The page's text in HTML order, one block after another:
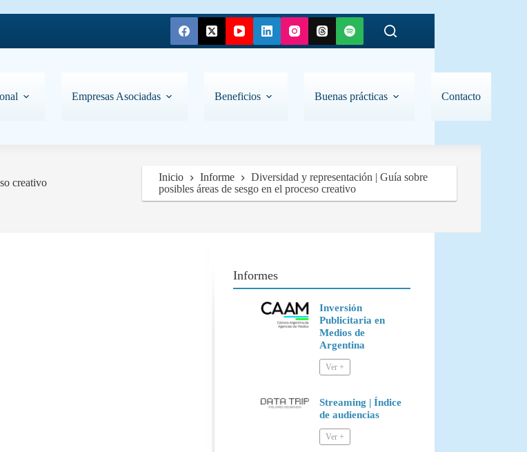
Empresas Asociadas Beneficios Buenas prácticas Contacto
creativo
Inicio Informe
Diversidad y representación | Guía sobre
posibles áreas de sesgo en el proceso creativo
Informes
Inversión
Publicitaria en
Medios de
Argentina
Streaming | Índice
de audiencias